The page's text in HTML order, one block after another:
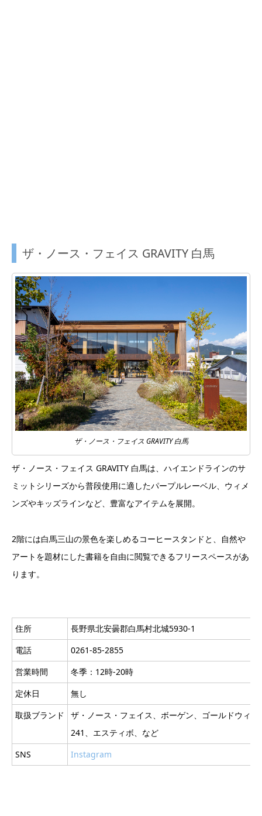
ザ・ノース・フェイス GRAVITY 白馬
ザ・ノース・フェイス GRAVITY 白馬
ザ・ノース・フェイス GRAVITY 白馬は、ハイエンドラインのサ
ミットシリーズから普段使用に適したパープルレーベル、ウィメ
ンズやキッズラインなど、豊富なアイテムを展開。
2階には白馬三山の景色を楽しめるコーヒースタンドと、自然や
アートを題材にした書籍を自由に閲覧できるフリースペースがあ
ります。
住所
長野県北安曇郡白馬村北城5930-1
電話
0261-85-2855
営業時間
冬季：12時-20時
定休日
無し
取扱ブランド
ザ・ノース・フェイス、ボーゲン、ゴールドウィ
241、エスティボ、など
SNS
Instagram